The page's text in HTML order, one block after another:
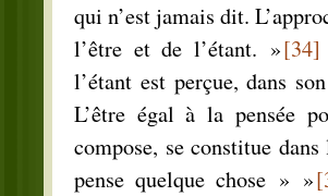
qui n’est jamais dit.
l’être et de l’étant. »[34]
l’étant est perçue, dans
L’être égal à la pensée
compose, se constitue
pense quelque chose » »